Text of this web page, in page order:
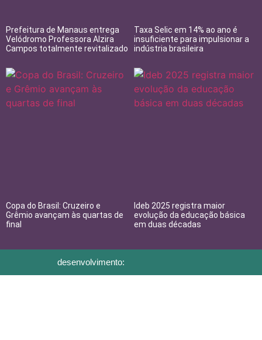
Prefeitura de Manaus entrega
Velódromo Professora Alzira
Campos totalmente revitalizado
Taxa Selic em 14% ao ano é
insuficiente para impulsionar a
indústria brasileira
Copa do Brasil: Cruzeiro e
Grêmio avançam às quartas de
final
Ideb 2025 registra maior
evolução da educação básica
em duas décadas
desenvolvimento: